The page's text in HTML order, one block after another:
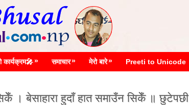
कार्यक्रम🎤» समाचार» मेरो बारे» Preeti to Unicode
। बेसाहारा हुदाँ हात समाउँन सिकेँ ॥ छुटेपछी